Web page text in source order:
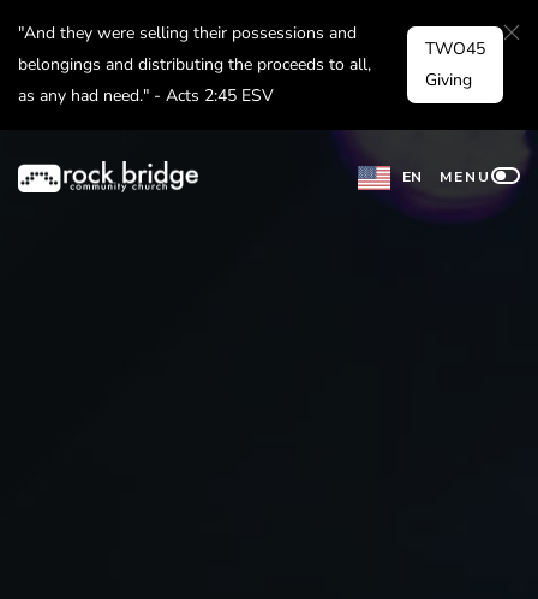
Skip
content
"And they were selling their possessions and
belongings and distributing the proceeds to all,
as any had need." - Acts 2:45 ESV
TWO45
Giving
EN MENU